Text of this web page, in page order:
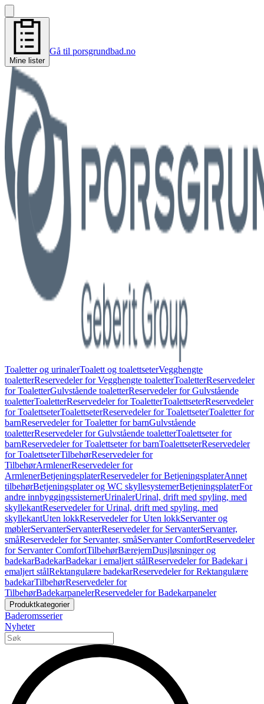
Mine lister
Gå til porsgrundbad.no
Toaletter og urinalerToalett og toalettseterVegghengte
toaletterReservedeler for Vegghengte toaletterToaletterReservedeler
for ToaletterGulvstående toaletterReservedeler for Gulvstående
toaletterToaletterReservedeler for ToaletterToalettseterReservedeler
for ToalettseterToalettseterReservedeler for ToalettseterToaletter for
barnReservedeler for Toaletter for barnGulvstående
toaletterReservedeler for Gulvstående toaletterToalettseter for
barnReservedeler for Toalettseter for barnToalettseterReservedeler
for ToalettseterTilbehørReservedeler for
TilbehørArmlenerReservedeler for
ArmlenerBetjeningsplaterReservedeler for BetjeningsplaterAnnet
tilbehørBetjeningsplater og WC skyllesystemerBetjeningsplaterFor
andre innbyggingssisternerUrinalerUrinal, drift med spyling, med
skyllekantReservedeler for Urinal, drift med spyling, med
skyllekantUten lokkReservedeler for Uten lokkServanter og
møblerServanterServanterReservedeler for ServanterServanter,
småReservedeler for Servanter, småServanter ComfortReservedeler
for Servanter ComfortTilbehørBærejernDusjløsninger og
badekarBadekarBadekar i emaljert stålReservedeler for Badekar i
emaljert stålRektangulære badekarReservedeler for Rektangulære
badekarTilbehørReservedeler for
TilbehørBadekarpanelerReservedeler for Badekarpaneler
Produktkategorier
Baderomsserier
Nyheter